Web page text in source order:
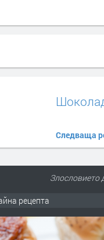
Следваща
Злословието
рецепта